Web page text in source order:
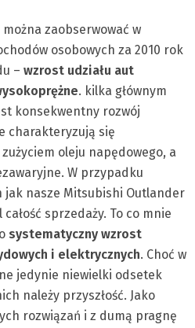
zaobserwować w
osobowych za 2010 rok
– wzrost udziału aut
. kilka głównym
konsekwentny rozwój
charakteryzują się
oleju napędowego, a
W przypadku
jak nasze Mitsubishi Outlander
sprzedaży. To co mnie
systematyczny wzrost
i elektrycznych. Choć w
jedynie niewielki odsetek
należy przyszłość. Jako
rozwiązań i z dumą pragnę